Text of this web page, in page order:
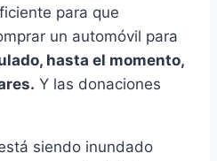
para que
un automóvil para
hasta el momento,
Y las donaciones
siendo inundado